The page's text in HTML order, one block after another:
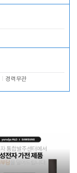
경력무관